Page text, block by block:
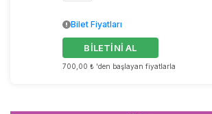
700,00 ₺ 'den başlayan fiyatlarla
BİLETİNİ AL
Bilet Fiyatları